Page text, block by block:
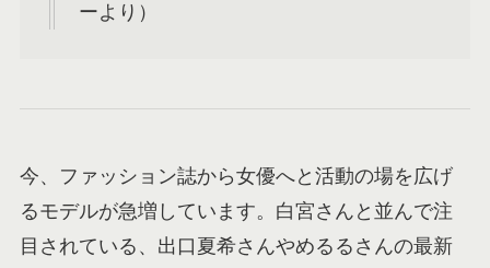
ーより）
今、ファッション誌から女優へと活動の場を広げ
るモデルが急増しています。白宮さんと並んで注
目されている、出口夏希さんやめるるさんの最新